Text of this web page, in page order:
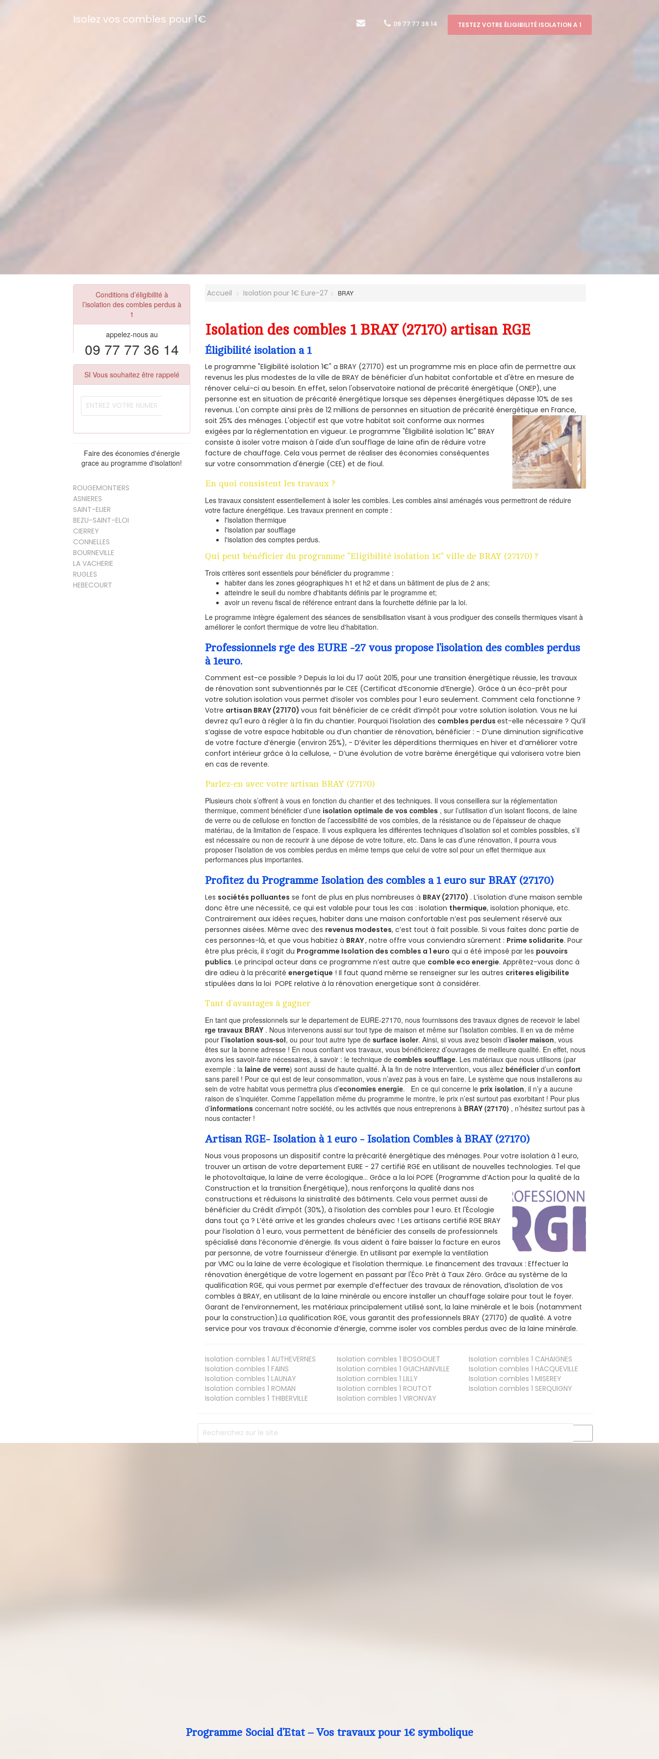
Isolez vos combles pour 1€ 09 77 77 36 14 TESTEZ VOTRE ÉLIGIBILITÉ ISOLATION A 1
Conditions d’éligibilité à
l’isolation des combles perdus à
1
appelez-nous au
09 77 77 36 14
SI Vous souhaitez être rappelé
Faire des économies d'énergie
grace au programme d'isolation!
ROUGEMONTIERS
ASNIERES
SAINT-ELIER
BEZU-SAINT-ELOI
CIERREY
CONNELLES
BOURNEVILLE
LA VACHERIE
RUGLES
HEBECOURT
Accueil Isolation pour 1€ Eure-27 BRAY
Isolation des combles 1 BRAY (27170) artisan RGE
Éligibilité isolation a 1
Le programme "Eligibilité isolation 1€" a BRAY (27170) est un programme mis en place afin de permettre aux
revenus les plus modestes de la ville de BRAY de bénéficier d'un habitat confortable et d'être en mesure de
rénover celui-ci au besoin. En effet, selon l'observatoire national de précarité énergétique (ONEP), une
personne est en situation de précarité énergétique lorsque ses dépenses énergétiques dépasse 10% de ses
revenus. L'on compte ainsi près de 12 millions de personnes en situation de précarité énergétique en France,
soit 25% des ménages.L'objectif est que votre habitat soit conforme aux normes
exigées par la réglementation en vigueur. Le programme "Éligibilité isolation 1€" BRAY
consiste à isoler votre maison à l'aide d'un soufflage de laine afin de réduire votre
facture de chauffage. Cela vous permet de réaliser des économies conséquentes
sur votre consommation d'énergie (CEE) et de fioul.
En quoi consistent les travaux ?
Les travaux consistent essentiellement à isoler les combles. Les combles ainsi aménagés vous permettront de réduire
votre facture énergétique. Les travaux prennent en compte :
l'isolation thermique
l'isolation par soufflage
l'isolation des comptes perdus.
Qui peut bénéficier du programme "Eligibilité isolation 1€" ville de BRAY (27170) ?
Trois critères sont essentiels pour bénéficier du programme :
habiter dans les zones géographiques h1 et h2 et dans un bâtiment de plus de 2 ans;
atteindre le seuil du nombre d'habitants définis par le programme et;
avoir un revenu fiscal de référence entrant dans la fourchette définie par la loi.
Le programme intègre également des séances de sensibilisation visant à vous prodiguer des conseils thermiques visant à
améliorer le confort thermique de votre lieu d'habitation.
Professionnels rge des EURE -27 vous propose l’isolation des combles perdus
à 1euro.
Comment est-ce possible ? Depuis la loi du 17 août 2015, pour une transition énergétique réussie, les travaux
de rénovation sont subventionnés par le CEE (Certificat d’Economie d’Energie). Grâce à un éco-prêt pour
votre solution isolation vous permet d’isoler vos combles pour 1 euro seulement. Comment cela fonctionne ?
Votre artisan BRAY (27170)vous fait bénéficier de ce crédit d’impôt pour votre solution isolation. Vous ne lui
devrez qu’1 euro à régler à la fin du chantier. Pourquoi l’isolation des combles perdusest-elle nécessaire ? Qu’il
s’agisse de votre espace habitable ou d’un chantier de rénovation, bénéficier : - D’une diminution significative
de votre facture d’énergie (environ 25%), - D’éviter les déperditions thermiques en hiver et d’améliorer votre
confort intérieur grâce à la cellulose, - D’une évolution de votre barème énergétique qui valorisera votre bien
en cas de revente.
Parlez-en avec votre artisan BRAY (27170)
Plusieurs choix s’offrent à vous en fonction du chantier et des techniques. Il vous conseillera sur la réglementation
thermique, comment bénéficier d’une isolation optimale de vos combles , sur l’utilisation d’un isolant flocons, de laine
de verre ou de cellulose en fonction de l’accessibilité de vos combles, de la résistance ou de l’épaisseur de chaque
matériau, de la limitation de l’espace. Il vous expliquera les différentes techniques d’isolation sol et combles possibles, s’il
est nécessaire ou non de recourir à une dépose de votre toiture, etc. Dans le cas d’une rénovation, il pourra vous
proposer l’isolation de vos combles perdus en même temps que celui de votre sol pour un effet thermique aux
performances plus importantes.
Profitez du Programme Isolation des combles a 1 euro sur BRAY (27170)
Les sociétés polluantes se font de plus en plus nombreuses à BRAY (27170) . L’isolation d’une maison semble
donc être une nécessité, ce qui est valable pour tous les cas : isolation thermique, isolation phonique, etc.
Contrairement aux idées reçues, habiter dans une maison confortable n’est pas seulement réservé aux
personnes aisées. Même avec des revenus modestes, c’est tout à fait possible. Si vous faites donc partie de
ces personnes-là, et que vous habitiez à BRAY, notre offre vous conviendra sûrement : Prime solidarite. Pour
être plus précis, il s’agit du Programme Isolation des combles a 1 euro qui a été imposé par les pouvoirs
publics. Le principal acteur dans ce programme n’est autre que comble eco energie. Apprêtez-vous donc à
dire adieu à la précaritéenergetique ! Il faut quand même se renseigner sur les autres criteres eligibilite
stipulées dans la loi POPE relative à la rénovation energetique sont à considérer.
Tant d’avantages à gagner
En tant que professionnels sur le departement de EURE-27170, nous fournissons des travaux dignes de recevoir le label
rge travaux BRAY . Nous intervenons aussi sur tout type de maison et même sur l’isolation combles. Il en va de même
pour l’isolation sous-sol, ou pour tout autre type desurface isoler. Ainsi, si vous avez besoin d’isoler maison, vous
êtes sur la bonne adresse ! En nous confiant vos travaux, vous bénéficierez d’ouvrages de meilleure qualité. En effet, nous
avons les savoir-faire nécessaires, à savoir : le technique decombles soufflage. Les matériaux que nous utilisons (par
exemple : la laine de verre) sont aussi de haute qualité. À la fin de notre intervention, vous allezbénéficierd’unconfort
sans pareil ! Pour ce qui est de leur consommation, vous n’avez pas à vous en faire. Le système que nous installerons au
sein de votre habitat vous permettra plus d’economies energie. En ce qui concerne leprix isolation, il n’y a aucune
raison de s’inquiéter. Comme l’appellation même du programme le montre, le prix n’est surtout pas exorbitant ! Pour plus
d’informations concernant notre société, ou les activités que nous entreprenons à BRAY (27170) , n’hésitez surtout pas à
nous contacter !
Artisan RGE- Isolation à 1 euro - Isolation Combles à BRAY (27170)
Nous vous proposons un dispositif contre la précarité énergétique des ménages. Pour votre isolation à 1 euro,
trouver un artisan de votre departement EURE - 27 certifié RGE en utilisant de nouvelles technologies. Tel que
le photovoltaïque, la laine de verre écologique... Grâce a la loi POPE (Programme d’Action pour la qualité de la
Construction et la transition Énergétique), nous renforçons la qualité dans nos
constructions et réduisons la sinistralité des bâtiments. Cela vous permet aussi de
bénéficier du Crédit d'impôt (30%), à l’isolation des combles pour 1 euro. Et l'Écologie
dans tout ça ? L’été arrive et les grandes chaleurs avec ! Les artisans certifié RGE BRAY
pour l’isolation à 1 euro, vous permettent de bénéficier des conseils de professionnels
spécialisé dans l’économie d’énergie. Ils vous aident à faire baisser la facture en euros
par personne, de votre fournisseur d’énergie. En utilisant par exemple la ventilation
par VMC ou la laine de verre écologique et l’isolation thermique. Le financement des travaux : Effectuer la
rénovation énergétique de votre logement en passant par l'Éco Prêt à Taux Zéro. Grâce au système de la
qualification RGE, qui vous permet par exemple d’effectuer des travaux de rénovation, d’isolation de vos
combles à BRAY, en utilisant de la laine minérale ou encore installer un chauffage solaire pour tout le foyer.
Garant de l’environnement, les matériaux principalement utilisé sont, la laine minérale et le bois (notamment
pour la construction).La qualification RGE, vous garantit des professionnels BRAY (27170) de qualité. A votre
service pour vos travaux d’économie d’énergie, comme isoler vos combles perdus avec de la laine minérale.
Isolation combles 1 AUTHEVERNES Isolation combles 1 BOSGOUET Isolation combles 1 CAHAIGNES
Isolation combles 1 FAINS Isolation combles 1 GUICHAINVILLE Isolation combles 1 HACQUEVILLE
Isolation combles 1 LAUNAY Isolation combles 1 LILLY Isolation combles 1 MISEREY
Isolation combles 1 ROMAN Isolation combles 1 ROUTOT Isolation combles 1 SERQUIGNY
Isolation combles 1 THIBERVILLE Isolation combles 1 VIRONVAY
Programme Social d’Etat – Vos travaux pour 1€ symbolique